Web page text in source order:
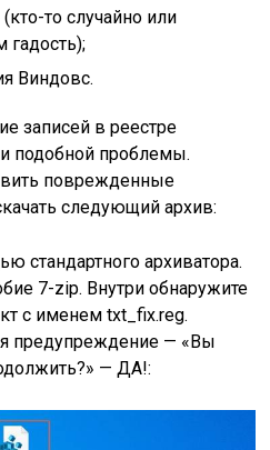
то случайно или
гадость);
Виндовс.
записей в реестре
подобной проблемы.
поврежденные
следующий архив:
стандартного архиватора.
7-zip. Внутри обнаружите
с именем txt_fix.reg.
предупреждение — «Вы
— ДА!: